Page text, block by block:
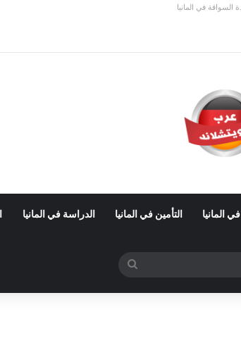
السواقة في المانيا
المانيا التأمين في المانيا الدراسة في المانيا